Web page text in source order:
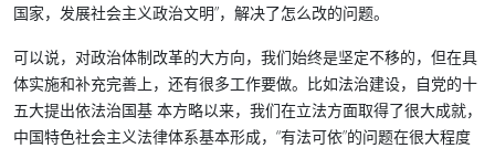
国家，发展社会主义政治文明”，解决了怎么改的问题。
可以说，对政治体制改革的大方向，我们始终是坚定不移的，但在具
体实施和补充完善上，还有很多工作要做。比如法治建设，自党的十
五大提出依法治国基 本方略以来，我们在立法方面取得了很大成就，
中国特色社会主义法律体系基本形成，“有法可依”的问题在很大程度